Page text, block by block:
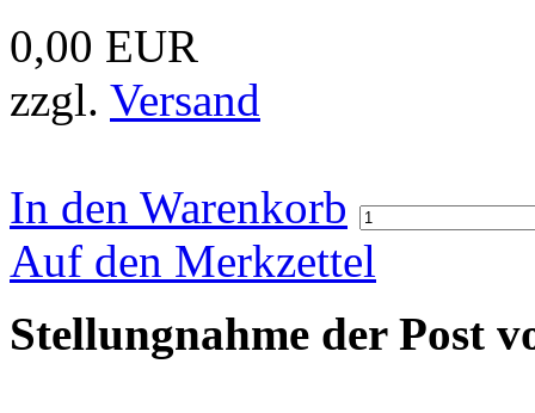
0,00 EUR
zzgl. Versand
In den Warenkorb
Auf den Merkzettel
Stellungnahme der Post